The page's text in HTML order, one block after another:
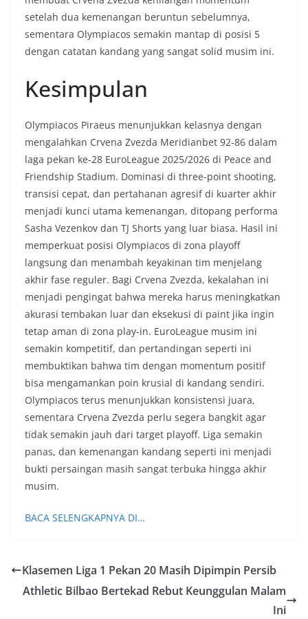
setelah dua kemenangan beruntun sebelumnya,
sementara Olympiacos semakin mantap di posisi 5
dengan catatan kandang yang sangat solid musim ini.
Kesimpulan
Olympiacos Piraeus menunjukkan kelasnya dengan
mengalahkan Crvena Zvezda Meridianbet 92-86 dalam
laga pekan ke-28 EuroLeague 2025/2026 di Peace and
Friendship Stadium. Dominasi di three-point shooting,
transisi cepat, dan pertahanan agresif di kuarter akhir
menjadi kunci utama kemenangan, ditopang performa
Sasha Vezenkov dan TJ Shorts yang luar biasa. Hasil ini
memperkuat posisi Olympiacos di zona playoff
langsung dan menambah keyakinan tim menjelang
akhir fase reguler. Bagi Crvena Zvezda, kekalahan ini
menjadi pengingat bahwa mereka harus meningkatkan
akurasi tembakan luar dan eksekusi di paint jika ingin
tetap aman di zona play-in. EuroLeague musim ini
semakin kompetitif, dan pertandingan seperti ini
membuktikan bahwa tim dengan momentum positif
bisa mengamankan poin krusial di kandang sendiri.
Olympiacos terus menunjukkan konsistensi juara,
sementara Crvena Zvezda perlu segera bangkit agar
tidak semakin jauh dari target playoff. Liga semakin
panas, dan kemenangan kandang seperti ini menjadi
bukti persaingan masih sangat terbuka hingga akhir
musim.
BACA SELENGKAPNYA DI…
Klasemen Liga 1 Pekan 20 Masih Dipimpin Persib
Athletic Bilbao Bertekad Rebut Keunggulan Malam
Ini